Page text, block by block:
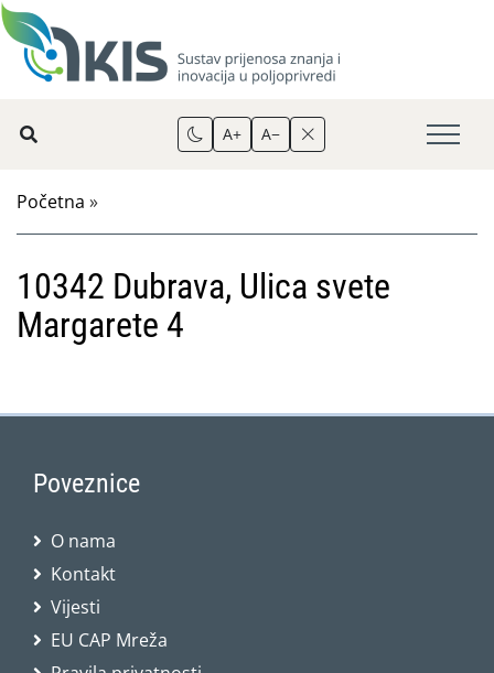
A+ A−
Početna »
10342 Dubrava, Ulica svete
Margarete 4
Poveznice
O nama
Kontakt
Vijesti
EU CAP Mreža